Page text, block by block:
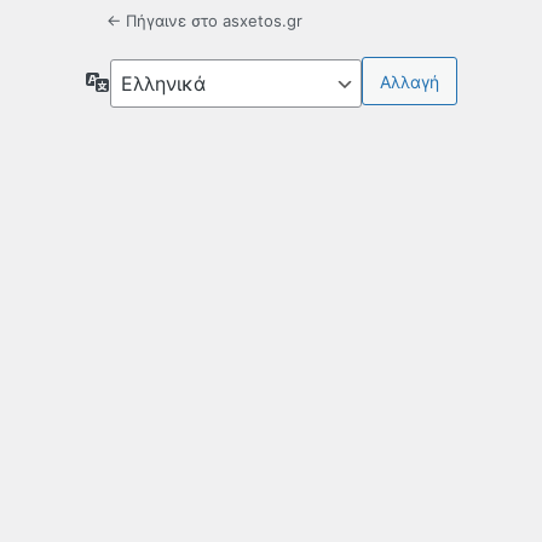
← Πήγαινε στο asxetos.gr
Γλώσσα